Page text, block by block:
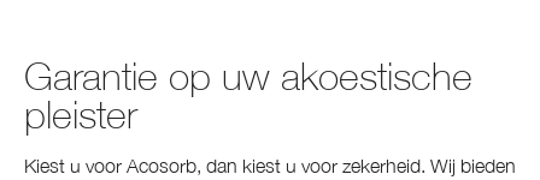
Garantie op uw akoestische
pleister
Kiest u voor Acosorb, dan kiest u voor zekerheid. Wij bieden